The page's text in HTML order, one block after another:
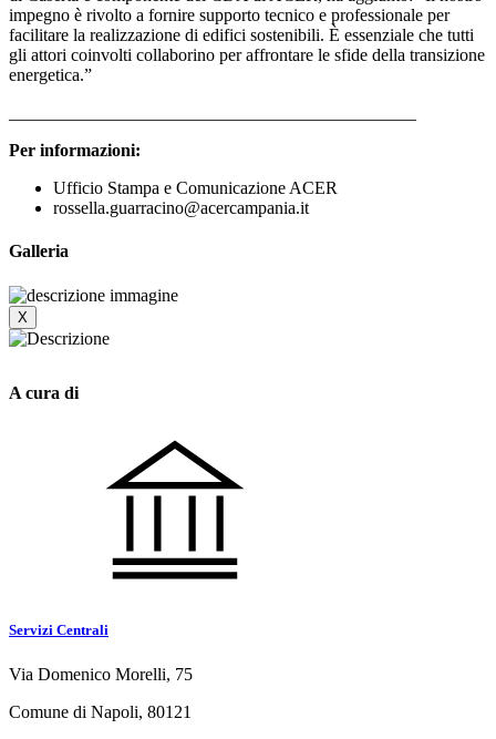
impegno è rivolto a fornire supporto tecnico e professionale per
facilitare la realizzazione di edifici sostenibili. È essenziale che tutti
gli attori coinvolti collaborino per affrontare le sfide della transizione
energetica.”
Per informazioni:
Ufficio Stampa e Comunicazione ACER
rossella.guarracino@acercampania.it
Galleria
X
A cura di
Servizi Centrali
Via Domenico Morelli, 75
Comune di Napoli, 80121